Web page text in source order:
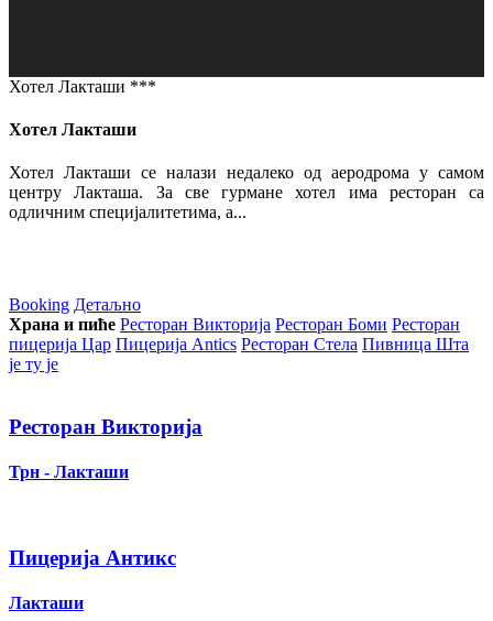
Хотел Лакташи ***
Хотел Лакташи
Хотел Лакташи се налази недалеко од аеродрома у самом
центру Лакташа. За све гурмане хотел има ресторан са
одличним специјалитетима, а...
Booking Детаљно
Храна и пиће Ресторан Викторија Ресторан Боми Ресторан
пицерија Цар Пицерија Аntics Ресторан Стела Пивница Шта
је ту је
Ресторан Викторија
Трн - Лакташи
Пицерија Антикс
Лакташи